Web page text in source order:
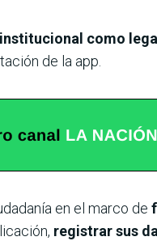
como
de la app.
en el marco de
registrar sus